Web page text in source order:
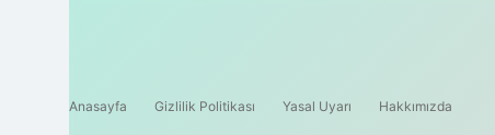
Anasayfa Gizlilik Politikası Yasal Uyarı Hakkımızda